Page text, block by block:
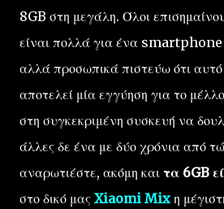
8GB στη μεγάλη. Όλοι
είναι πολλά για ένα smartphone
αλλά προσωπικά πιστεύω ότι αυτό
αποτελεί μία εγγύηση για το
στη συγκεκριμένη συσκευή να
άλλες δε ένα με δύο χρόνια από
αναρωτιέστε, ακόμη και τα 6GB
στο δικό μας Xiaomi Mix η